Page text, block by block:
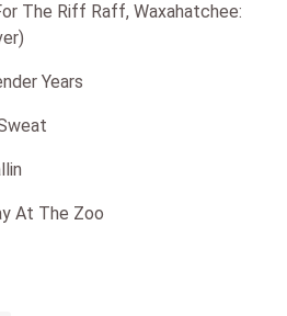
The Riff Raff, Waxahatchee:
Years
At The Zoo